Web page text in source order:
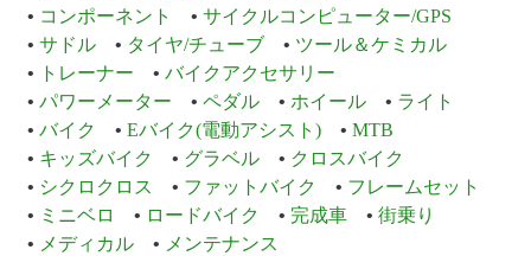
コンポーネント
サイクルコンピューター/GPS
サドル
タイヤ/チューブ
ツール＆ケミカル
トレーナー
バイクアクセサリー
パワーメーター
ペダル ホイール
ライト
バイク
Eバイク(電動アシスト)
MTB
キッズバイク
グラベル
クロスバイク
シクロクロス
ファットバイク
フレームセット
ミニベロ
ロードバイク 完成車
街乗り
メディカル
メンテナンス